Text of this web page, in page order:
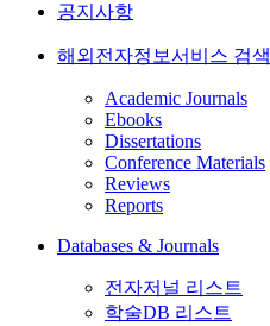
공지사항
해외전자정보서비스 검색
Academic Journals
Ebooks
Dissertations
Conference Materials
Reviews
Reports
Databases & Journals
전자저널 리스트
학술DB 리스트